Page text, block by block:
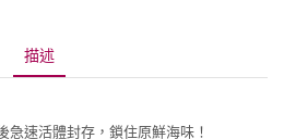
描述
急速活體封存，鎖住原鮮海味！